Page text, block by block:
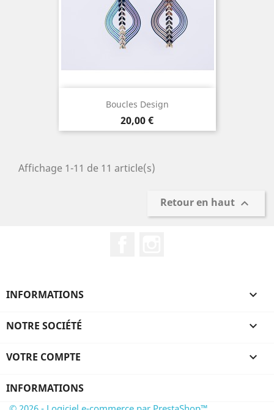
Boucles Design
Prix
20,00 €
Affichage 1-11 de 11 article(s)
Retour en haut 
INFORMATIONS 
NOTRE SOCIÉTÉ 
VOTRE COMPTE 
INFORMATIONS